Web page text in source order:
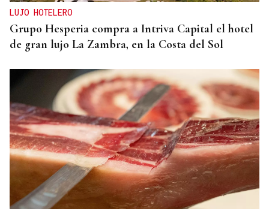
LUJO HOTELERO
Grupo Hesperia compra a Intriva Capital el hotel
de gran lujo La Zambra, en la Costa del Sol